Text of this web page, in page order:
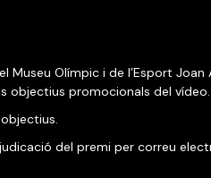
Olímpic i de l’Esport
objectius promocionals del vídeo.
del premi per correu